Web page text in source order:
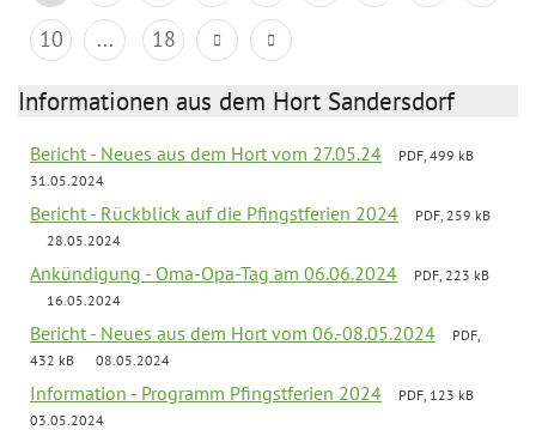
10
... 18
Informationen aus dem Hort Sandersdorf
Bericht - Neues aus dem Hort vom 27.05.24
PDF, 499 kB
31.05.2024
Bericht - Rückblick auf die Pfingstferien 2024
PDF, 259 kB
28.05.2024
Ankündigung - Oma-Opa-Tag am 06.06.2024
PDF, 223 kB
16.05.2024
Bericht - Neues aus dem Hort vom 06.-08.05.2024
PDF,
432 kB
08.05.2024
Information - Programm Pfingstferien 2024
PDF, 123 kB
03.05.2024